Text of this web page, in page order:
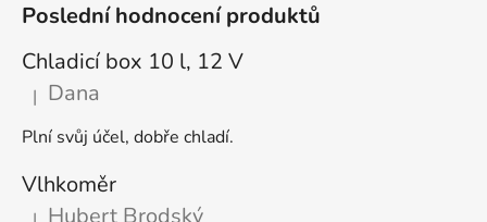
Poslední hodnocení produktů
Chladicí box 10 l, 12 V
Hodnocení produktu je 5 z 5 hvězdiček.
| Dana
Plní svůj účel, dobře chladí.
Vlhkoměr